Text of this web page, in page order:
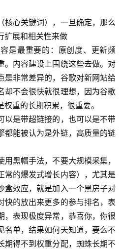
核心关键词），一旦确定，那么
扩展和相关性来做
是最重要的：原创度、更新频
。内容建设上围绕这些去做。对
是非常差异的，谷歌对新网站给
却不会很快就很理想，因为谷歌
重的长期积累，很重要。
以是带超链接的，也可以是不带
都能被认为是外链，高质量的链
黑帽手法，不要大规模采集，
常的爆发式增长内容），尤其是
盒效应，就是加入一个黑房子对
快的放出来更多的参与排名，表
，表现极度异常，恭喜你，你很
名单，结果如何天知道，要么不
期得不到权重分配，蜘蛛长期不